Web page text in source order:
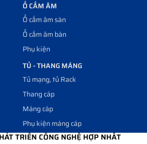
Ổ CẮM ÂM
Ổ cắm âm sàn
Ổ cắm âm bàn
Phụ kiện
TỦ - THANG MÁNG
Tủ mạng, tủ Rack
Thang cáp
Máng cáp
Phụ kiện máng cáp
TRIỂN CÔNG NGHỆ HỢP NHẤT